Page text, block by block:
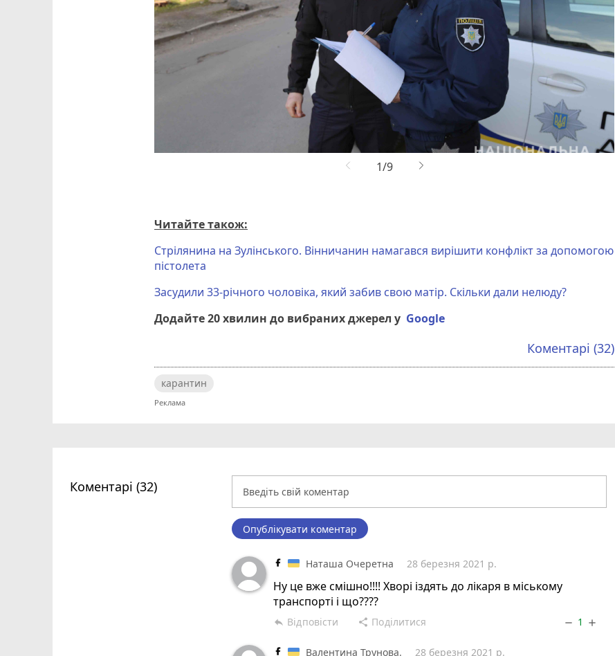
Читайте також:
Стрілянина на Зулінського. Вінничанин намагався вирішити конфлікт за допомогою
пістолета
Засудили 33-річного чоловіка, який забив свою матір. Скільки дали нелюду?
Додайте 20 хвилин до вибраних джерел у Google
Коментарі (32)
карантин
Коментарі (32)
Опублікувати коментар
Наташа Очеретна 28 березня 2021 р.
Ну це вже смішно!!!! Хворі іздять до лікаря в міському
транспорті і що????
reply Відповісти share Поділитися remove 1 add
Валентина Трунова. 28 березня 2021 р.